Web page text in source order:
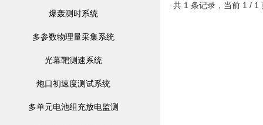
爆轰测时系统
多参数物理量采集系统
光幕靶测速系统
炮口初速度测试系统
多单元电池组充放电监测
共 1 条记录，当前 1 /